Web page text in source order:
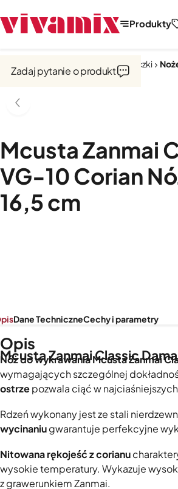
Produkty
Noże, tarki, obieraczki
Mcusta Zanmai
VG-10 Corian
16,5 cm
Zadaj pytanie o produkt
Mcusta Zanmai Classic
Dane TechniczneCechy i parametry
Opis
Nóż do wykrawania Mcusta Zanmai
wymagających szczególnej
ostrzepozwala ciąć w
Rdzeń wykonany jest ze stali
wycinaniugwarantuje perfekcyjne
Nitowana rękojeść z corianu
wysokie temperatury. Wykazuje
z grawerunkiem Zanmai.